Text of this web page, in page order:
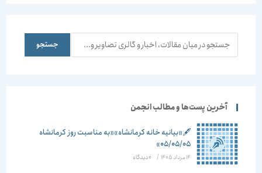
جستجو جستجو
آخرین پست‌ها و مطالب انجمن
🖋️«بیانیه خانه کرمانشاه»«به مناسبت روز کرمانشاه
۰۵/۰۵/۰۵»
14 مرداد 1405 / ۰ دیدگاه